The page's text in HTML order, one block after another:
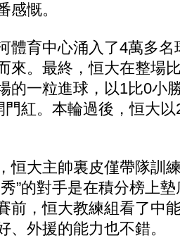
感慨。
育中心涌入了4萬多名
來。最終，恒大在整場
的一粒進球，以1比0小
門紅。本輪過後，恒大
大主帥裏皮僅帶隊訓
”的對手是在積分榜上
前，恒大教練組看了中
、外援的能力也不錯。